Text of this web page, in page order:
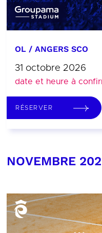
OL / ANGERS SCO
31 octobre 2026
date et heure à
RÉSERVER
NOVEMBRE